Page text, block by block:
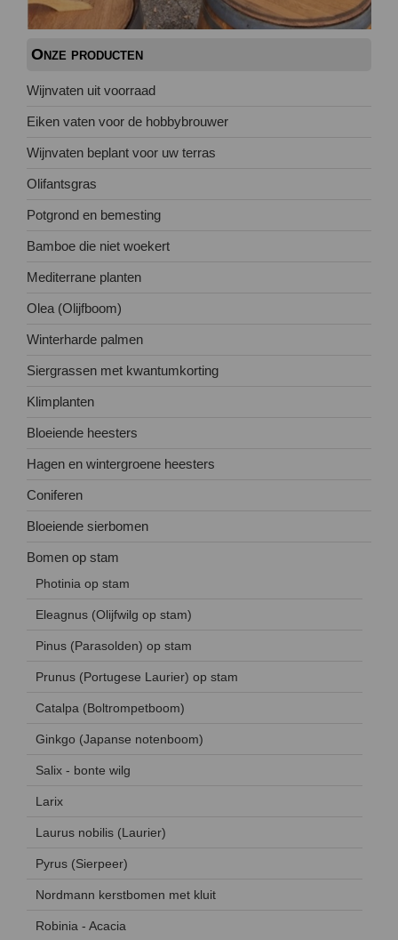
Onze producten
Wijnvaten uit voorraad
Eiken vaten voor de hobbybrouwer
Wijnvaten beplant voor uw terras
Olifantsgras
Potgrond en bemesting
Bamboe die niet woekert
Mediterrane planten
Olea (Olijfboom)
Winterharde palmen
Siergrassen met kwantumkorting
Klimplanten
Bloeiende heesters
Hagen en wintergroene heesters
Coniferen
Bloeiende sierbomen
Bomen op stam
Photinia op stam
Eleagnus (Olijfwilg op stam)
Pinus (Parasolden) op stam
Prunus (Portugese Laurier) op stam
Catalpa (Boltrompetboom)
Ginkgo (Japanse notenboom)
Salix - bonte wilg
Larix
Laurus nobilis (Laurier)
Pyrus (Sierpeer)
Nordmann kerstbomen met kluit
Robinia - Acacia